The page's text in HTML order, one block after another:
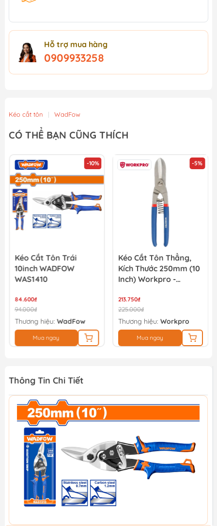
Hỗ trợ mua hàng
0909933258
Kéo cắt tôn | WadFow
CÓ THỂ BẠN CŨNG THÍCH
-10%
Kéo Cắt Tôn Trái
10inch WADFOW
WAS1410
84.600₫
94.000₫
Thương hiệu: WadFow
Mua ngay
-5%
Kéo Cắt Tôn Thẳng,
Kích Thước 250mm (10
Inch) Workpro -
213.750₫
225.000₫
Thương hiệu: Workpro
Mua ngay
Thông Tin Chi Tiết